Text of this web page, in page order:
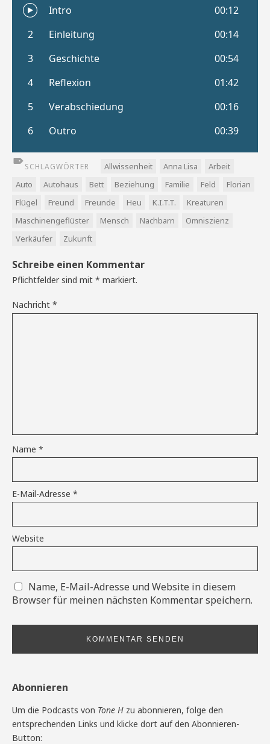
SCHLAGWÖRTER Allwissenheit Anna Lisa
Arbeit
Auto
Autohaus Bett Beziehung Familie Feld
Florian
Flügel
Freund Freunde Heu K.I.T.T.
Kreaturen
Maschinengeflüster
Mensch Nachbarn
Omniszienz
Verkäufer
Zukunft
Schreibe einen Kommentar
Pflichtfelder sind mit * markiert.
Nachricht *
Name *
E-Mail-Adresse *
Website
Name, E-Mail-Adresse und Website in diesem
Browser für meinen nächsten Kommentar speichern.
Abonnieren
Um die Podcasts von Tone H zu abonnieren, folge den
entsprechenden Links und klicke dort auf den Abonnieren-
Button: